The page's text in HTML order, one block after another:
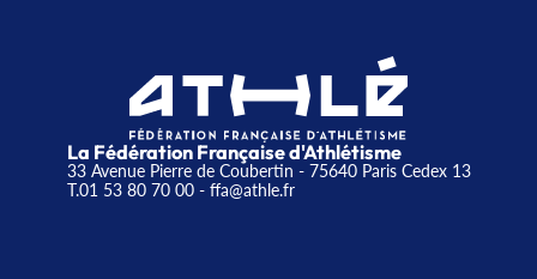
La Fédération Française d'Athlétisme
33 Avenue Pierre de Coubertin - 75640 Paris Cedex 13
T.01 53 80 70 00- ffa@athle.fr